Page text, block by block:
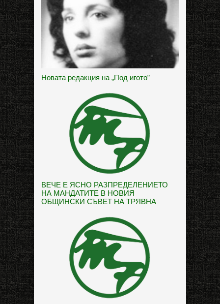
Новата редакция на „Под игото”
ВЕЧЕ Е ЯСНО РАЗПРЕДЕЛЕНИЕТО
НА МАНДАТИТЕ В НОВИЯ
ОБЩИНСКИ СЪВЕТ НА ТРЯВНА